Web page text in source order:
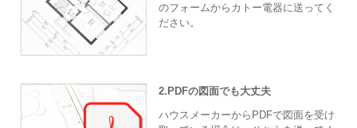
のフォームからカトー電器に送ってく
ださい。
2.PDFの図面でも大丈夫
ハウスメーカーからPDFで図面を受け